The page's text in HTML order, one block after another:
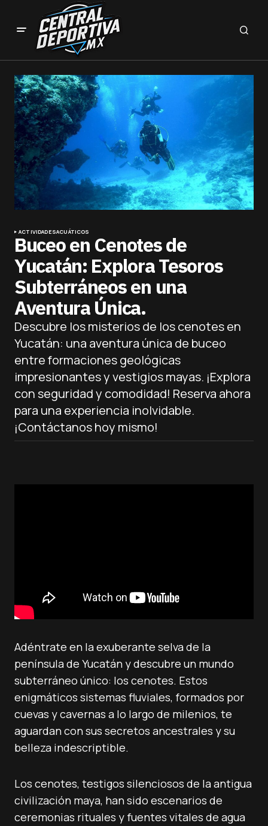
ACTIVIDADESACUÁTICOS
Buceo en Cenotes de
Yucatán: Explora Tesoros
Subterráneos en una
Aventura Única.
Descubre los misterios de los cenotes en
Yucatán: una aventura única de buceo
entre formaciones geológicas
impresionantes y vestigios mayas. ¡Explora
con seguridad y comodidad! Reserva ahora
para una experiencia inolvidable.
¡Contáctanos hoy mismo!
Adéntrate en la exuberante selva de la
península de Yucatán y descubre un mundo
subterráneo único: los cenotes. Estos
enigmáticos sistemas fluviales, formados por
cuevas y cavernas a lo largo de milenios, te
aguardan con sus secretos ancestrales y su
belleza indescriptible.
Los cenotes, testigos silenciosos de la antigua
civilización maya, han sido escenarios de
ceremonias rituales y fuentes vitales de agua